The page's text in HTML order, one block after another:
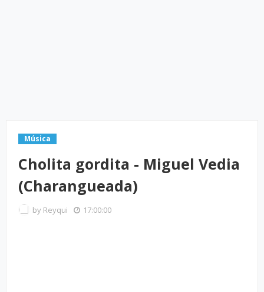
Música
Cholita gordita - Miguel Vedia
(Charangueada)
by Reyqui 17:00:00